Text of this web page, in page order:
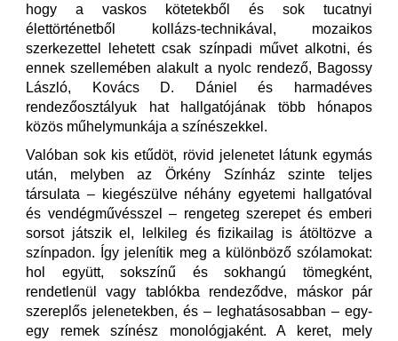
hogy a vaskos kötetekből és sok tucatnyi
élettörténetből kollázs-technikával, mozaikos
szerkezettel lehetett csak színpadi művet alkotni, és
ennek szellemében alakult a nyolc rendező, Bagossy
László, Kovács D. Dániel és harmadéves
rendezőosztályuk hat hallgatójának több hónapos
közös műhelymunkája a színészekkel.
Valóban sok kis etűdöt, rövid jelenetet látunk egymás
után, melyben az Örkény Színház szinte teljes
társulata – kiegészülve néhány egyetemi hallgatóval
és vendégművésszel – rengeteg szerepet és emberi
sorsot játszik el, lelkileg és fizikailag is átöltözve a
színpadon. Így jelenítik meg a különböző szólamokat:
hol együtt, sokszínű és sokhangú tömegként,
rendetlenül vagy tablókba rendeződve, máskor pár
szereplős jelenetekben, és – leghatásosabban – egy-
egy remek színész monológjaként. A keret, mely